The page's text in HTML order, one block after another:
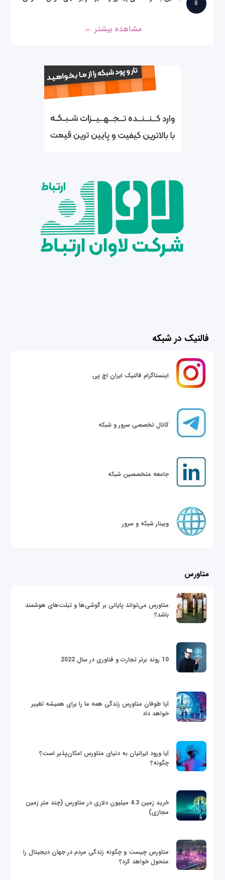
8
مشاهده بیشتر ←
فالنیک در شبکه
اینستاگرام فالنیک ایران اچ پی
کانال تخصصی سرور و شبکه
جامعه متخصصین شبکه
وبینار شبکه و سرور
متاورس
متاورس می‌تواند پایانی بر گوشی‌ها و تبلت‌های هوشمند
باشد؟
10 روند برتر تجارت و فناوری در سال 2022
آیا طوفان متاورس زندگی همه ما را برای همیشه تغییر
خواهد داد
آیا ورود ایرانیان به دنیای متاورس امکان‌پذیر است؟
چگونه؟
خرید زمین 4.3 میلیون دلاری در متاورس (چند متر زمین
مجازی)
متاورس چیست و چگونه زندگی مردم در جهان دیجیتال را
متحول خواهد کرد؟